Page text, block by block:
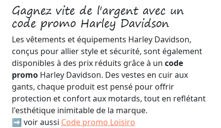
Gagnez vite de l'argent avec un
code promo Harley Davidson
Les vêtements et équipements Harley Davidson,
conçus pour allier style et sécurité, sont également
disponibles à des prix réduits grâce à un code
promo Harley Davidson. Des vestes en cuir aux
gants, chaque produit est pensé pour offrir
protection et confort aux motards, tout en reflétant
l'esthétique inimitable de la marque.
➡️ voir aussi Code promo Loisiro